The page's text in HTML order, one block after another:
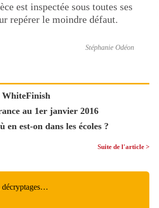
est inspectée sous toutes ses
repérer le moindre défaut.
Stéphanie Odéon
WhiteFinish
au 1er janvier 2016
est-on dans les écoles ?
Suite de l'article >
décryptages…